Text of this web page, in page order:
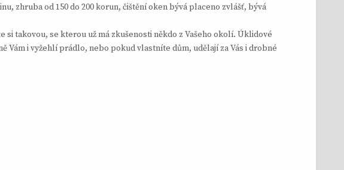
zhruba od 150 do 200 korun, čištění oken bývá placeno zvlášť, bývá
takovou, se kterou už má zkušenosti někdo z Vašeho okolí. Úklidové
i vyžehlí prádlo, nebo pokud vlastníte dům, udělají za Vás i drobné